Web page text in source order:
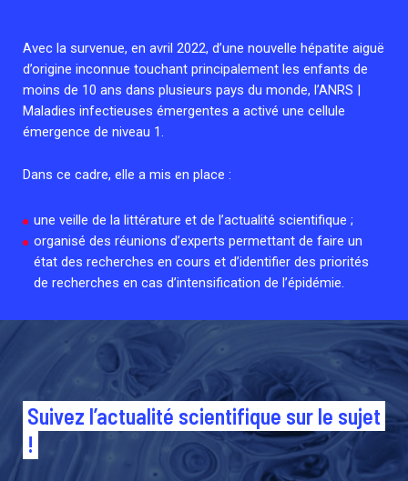
Collaboration avec les acteurs communautaires
Ouverte depuis décembre 2023, pour suivre l'épidémie
en RDC, elle reste active suite à des cas à Mayotte et à
La Réunion.
Retrouvez toutes les cellules Émergence, actives ou
Avec la survenue, en avril 2022, d’une nouvelle hépatite aiguë
d’origine inconnue touchant principalement les enfants de
moins de 10 ans dans plusieurs pays du monde, l’ANRS |
Maladies infectieuses émergentes a activé une cellule
émergence de niveau 1.
Dans ce cadre, elle a mis en place :
une veille de la littérature et de l’actualité scientifique ;
organisé des réunions d’experts permettant de faire un
état des recherches en cours et d’identifier des priorités
de recherches en cas d’intensification de l’épidémie.
Suivez l’actualité scientifique sur le sujet
!